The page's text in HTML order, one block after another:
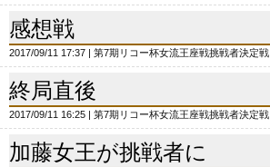
感想戦
2017/09/11 17:37 第7期リコー杯女流王座戦挑戦者決定戦
終局直後
2017/09/11 16:25 第7期リコー杯女流王座戦挑戦者決定戦
加藤女王が挑戦者に